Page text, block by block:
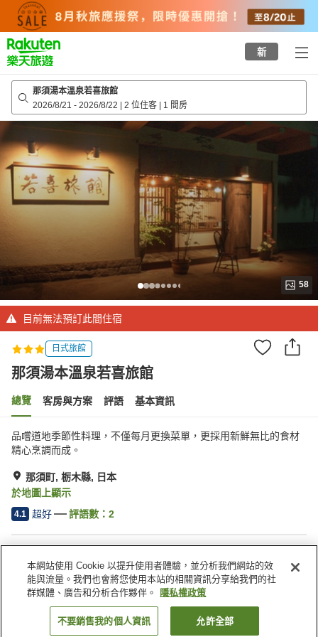
top
page
新
那須湯本溫泉若喜旅館
2026/8/21 - 2026/8/22 | 2 位住客 | 1 間房
58
目前無法預訂此間住宿
日式旅館
那須湯本溫泉若喜旅館
總覽 客房與方案 評語 基本資訊
品嚐道地季節性料理，不僅每月更換菜單，更採用新鮮無比的食材
精心烹調而成。
那須町, 栃木縣, 日本
於地圖上顯示
4.1 超好 評語數： 2
免費停車
露天浴池（無溫泉）
公共澡堂（溫泉）
日本 栃木縣 那須町 那須湯本溫泉若喜旅館
找客房
本網站使用 Cookie 以提升使用者體驗，並分析我們網站的效
能與流量。我們也會將您使用本站的相關資訊分享給我們的社
群媒體、廣告和分析合作夥伴。
隱私權政策
不要銷售我的個人資訊 允許全部